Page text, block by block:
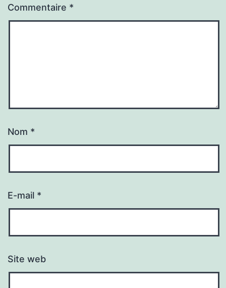
Commentaire *
Nom *
E-mail *
Site web